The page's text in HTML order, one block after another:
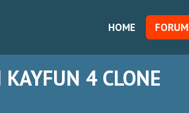
HOME FORUM
4 CLONE